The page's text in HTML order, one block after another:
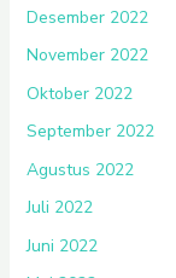
Desember 2022
November 2022
Oktober 2022
September 2022
Agustus 2022
Juli 2022
Juni 2022